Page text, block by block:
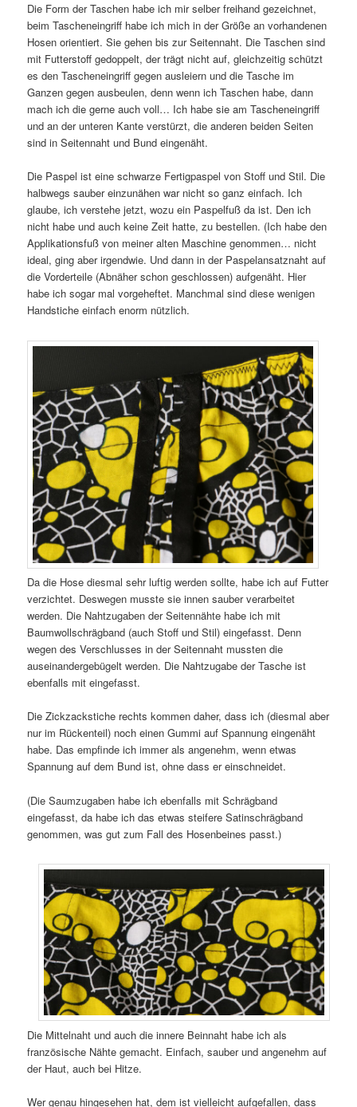
Die Form der Taschen habe ich mir selber freihand gezeichnet,
beim Tascheneingriff habe ich mich in der Größe an vorhandenen
Hosen orientiert. Sie gehen bis zur Seitennaht. Die Taschen sind
mit Futterstoff gedoppelt, der trägt nicht auf, gleichzeitig schützt
es den Tascheneingriff gegen ausleiern und die Tasche im
Ganzen gegen ausbeulen, denn wenn ich Taschen habe, dann
mach ich die gerne auch voll… Ich habe sie am Tascheneingriff
und an der unteren Kante verstürzt, die anderen beiden Seiten
sind in Seitennaht und Bund eingenäht.
Die Paspel ist eine schwarze Fertigpaspel von Stoff und Stil. Die
halbwegs sauber einzunähen war nicht so ganz einfach. Ich
glaube, ich verstehe jetzt, wozu ein Paspelfuß da ist. Den ich
nicht habe und auch keine Zeit hatte, zu bestellen. (Ich habe den
Applikationsfuß von meiner alten Maschine genommen… nicht
ideal, ging aber irgendwie. Und dann in der Paspelansatznaht auf
die Vorderteile (Abnäher schon geschlossen) aufgenäht. Hier
habe ich sogar mal vorgeheftet. Manchmal sind diese wenigen
Handstiche einfach enorm nützlich.
Da die Hose diesmal sehr luftig werden sollte, habe ich auf Futter
verzichtet. Deswegen musste sie innen sauber verarbeitet
werden. Die Nahtzugaben der Seitennähte habe ich mit
Baumwollschrägband (auch Stoff und Stil) eingefasst. Denn
wegen des Verschlusses in der Seitennaht mussten die
auseinandergebügelt werden. Die Nahtzugabe der Tasche ist
ebenfalls mit eingefasst.
Die Zickzackstiche rechts kommen daher, dass ich (diesmal aber
nur im Rückenteil) noch einen Gummi auf Spannung eingenäht
habe. Das empfinde ich immer als angenehm, wenn etwas
Spannung auf dem Bund ist, ohne dass er einschneidet.
(Die Saumzugaben habe ich ebenfalls mit Schrägband
eingefasst, da habe ich das etwas steifere Satinschrägband
genommen, was gut zum Fall des Hosenbeines passt.)
Die Mittelnaht und auch die innere Beinnaht habe ich als
französische Nähte gemacht. Einfach, sauber und angenehm auf
der Haut, auch bei Hitze.
Wer genau hingesehen hat, dem ist vielleicht aufgefallen, dass